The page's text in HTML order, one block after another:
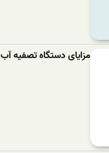
مزایای دستگاه تصفیه آب CHP671 چیست